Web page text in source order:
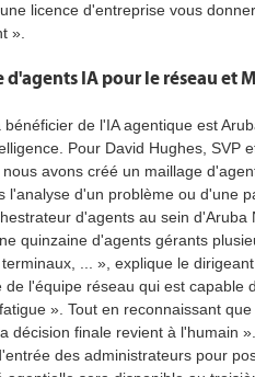
licence d'entreprise vous
».
IA pour le réseau et
de l'IA agentique est
Pour David Hughes, SVP
avons créé un maillage
l'analyse d'un problème ou d'une
d'agents au sein
quinzaine d'agents gérants
... », explique le
de l'équipe réseau qui est capable
». Tout en reconnaissant
décision finale revient à l'humain
des administrateurs pour